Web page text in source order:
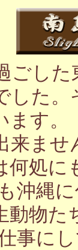
ごし
した
ます
来ま
何処
沖縄
動物
事に